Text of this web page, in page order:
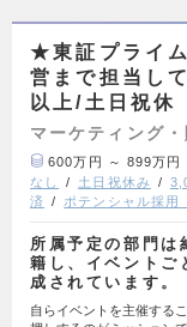
★東証プライ
営まで担当し
以上/土日祝休
マーケティング
600万円 ～ 899万円
なし
土日祝休み
済
ポテンシャル採用
所属予定の部門は
籍し、イベントご
成されています
自らイベントを主催する